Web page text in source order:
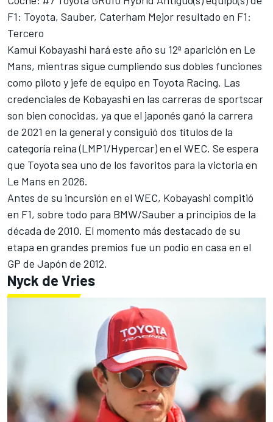
F1: Toyota, Sauber, Caterham Mejor resultado en F1:
Tercero
Kamui Kobayashi hará este año su 12ª aparición en Le
Mans, mientras sigue cumpliendo sus dobles funciones
como piloto y jefe de equipo en Toyota Racing. Las
credenciales de Kobayashi en las carreras de sportscar
son bien conocidas, ya que el japonés ganó la carrera
de 2021 en la general y consiguió dos títulos de la
categoría reina (LMP1/Hypercar) en el WEC. Se espera
que Toyota sea uno de los favoritos para la victoria en
Le Mans en 2026.
Antes de su incursión en el WEC, Kobayashi compitió
en F1, sobre todo para BMW/Sauber a principios de la
década de 2010. El momento más destacado de su
etapa en grandes premios fue un podio en casa en el
GP de Japón de 2012.
Nyck de Vries